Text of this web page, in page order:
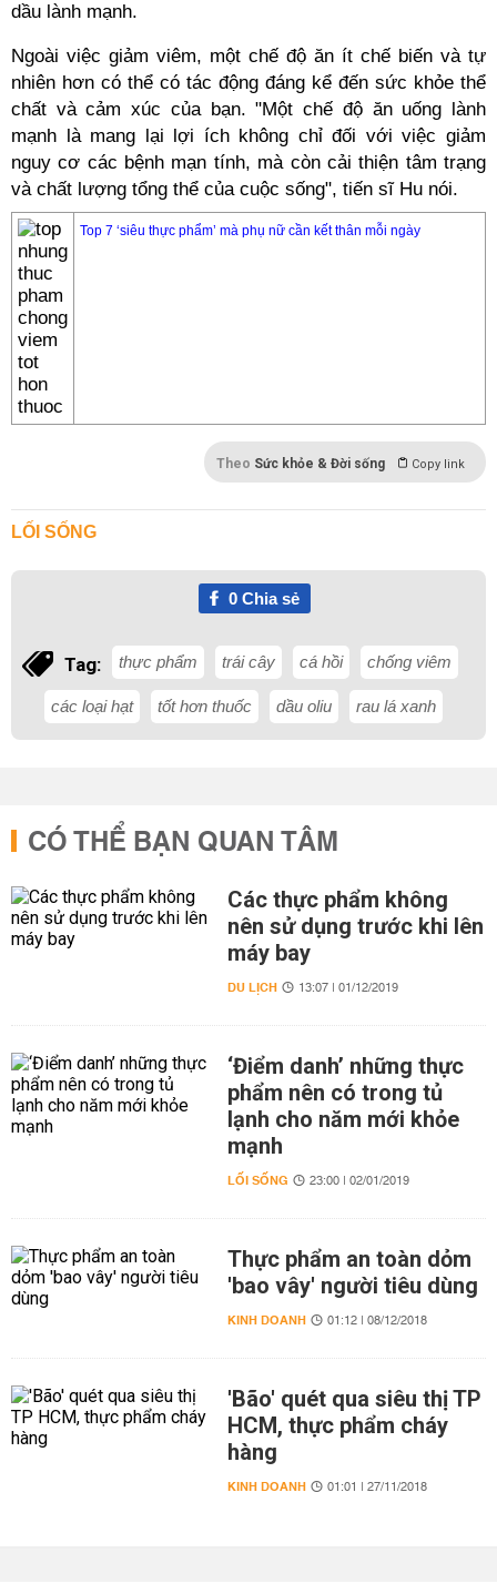
dầu lành mạnh.
Ngoài việc giảm viêm, một chế độ ăn ít chế biến và tự
nhiên hơn có thể có tác động đáng kể đến sức khỏe thể
chất và cảm xúc của bạn. "Một chế độ ăn uống lành
mạnh là mang lại lợi ích không chỉ đối với việc giảm
nguy cơ các bệnh mạn tính, mà còn cải thiện tâm trạng
và chất lượng tổng thể của cuộc sống", tiến sĩ Hu nói.
Top 7 ‘siêu thực phẩm’ mà phụ nữ cần kết thân mỗi ngày
Theo Sức khỏe & Đời sống Copy link
LỐI SỐNG
0Chia sẻ
Tag: thực phẩm trái cây cá hồi chống viêm
các loại hạt tốt hơn thuốc dầu oliu rau lá xanh
CÓ THỂ BẠN QUAN TÂM
Các thực phẩm không
nên sử dụng trước khi lên
máy bay
DU LỊCH 13:07 | 01/12/2019
‘Điểm danh’ những thực
phẩm nên có trong tủ
lạnh cho năm mới khỏe
mạnh
LỐI SỐNG 23:00 | 02/01/2019
Thực phẩm an toàn dỏm
'bao vây' người tiêu dùng
KINH DOANH 01:12 | 08/12/2018
'Bão' quét qua siêu thị TP
HCM, thực phẩm cháy
hàng
KINH DOANH 01:01 | 27/11/2018